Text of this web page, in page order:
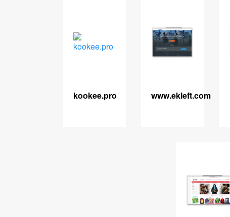
kookee.pro www.ekleft.com